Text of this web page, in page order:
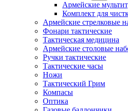
Армейские
Комплект для
Армейские стрелковые
Фонари тактические
Тактическая медицина
Армейские столовые
Ручки тактические
Тактические часы
Ножи
Тактический Грим
Компасы
Оптика